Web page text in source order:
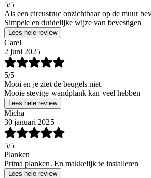
5/5
Als een circustruc onzichtbaar op de muur
Simpele en duidelijke wijze van bevestigen
Lees hele review
Carel
2 juni 2025
5/5
Mooi en je ziet de beugels niet
Mooie stevige wandplank kan veel hebben
Lees hele review
Micha
30 januari 2025
5/5
Planken
Prima planken. En makkelijk te installeren
Lees hele review